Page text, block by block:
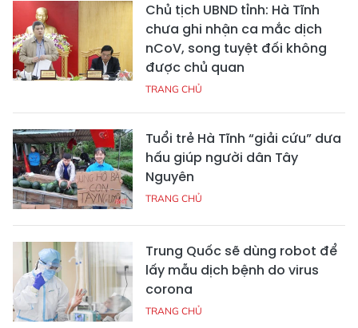
Chủ tịch UBND tỉnh: Hà Tĩnh
chưa ghi nhận ca mắc dịch
nCoV, song tuyệt đối không
được chủ quan
TRANG CHỦ
Tuổi trẻ Hà Tĩnh “giải cứu” dưa
hấu giúp người dân Tây
Nguyên
TRANG CHỦ
Trung Quốc sẽ dùng robot để
lấy mẫu dịch bệnh do virus
corona
TRANG CHỦ